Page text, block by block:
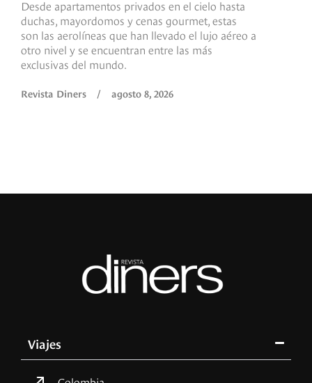
Desde apartamentos privados en el cielo hasta
duchas, mayordomos y cenas gourmet, estas
son las aerolíneas que han llevado el lujo aéreo a
otro nivel y se encuentran entre las más
exclusivas del mundo.
Revista Diners / agosto 8, 2026
Viajes